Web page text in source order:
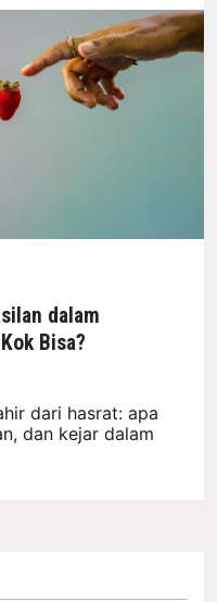
dalam
Bisa?
dari hasrat: apa
dan kejar dalam